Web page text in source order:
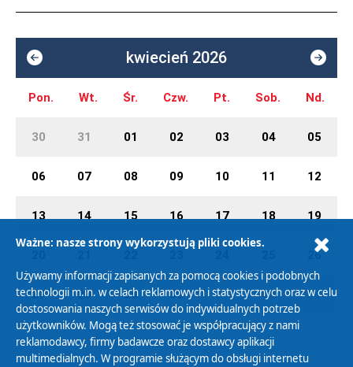
kwiecień 2026
Pon. Wt. Śr. Czw. Pt. Sob. Nd.
30 31 01 02 03 04 05
06 07 08 09 10 11 12
13 14 15 16 17 18 19
26
27 28 29 30 01 02 03
Ważne: nasze strony wykorzystują pliki cookies.
Używamy informacji zapisanych za pomocą cookies i podobnych
technologii m.in. w celach reklamowych i statystycznych oraz w celu
dostosowania naszych serwisów do indywidualnych potrzeb
użytkowników. Mogą też stosować je współpracujący z nami
reklamodawcy, firmy badawcze oraz dostawcy aplikacji
multimedialnych. W programie służącym do obsługi internetu